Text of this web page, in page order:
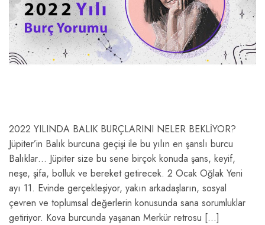
2022 YILINDA BALIK BURÇLARINI NELER BEKLİYOR?
Jüpiter’in Balık burcuna geçişi ile bu yılın en şanslı burcu
Balıklar… Jüpiter size bu sene birçok konuda şans, keyif,
neşe, şifa, bolluk ve bereket getirecek. 2 Ocak Oğlak Yeni
ayı 11. Evinde gerçekleşiyor, yakın arkadaşların, sosyal
çevren ve toplumsal değerlerin konusunda sana sorumluklar
getiriyor. Kova burcunda yaşanan Merkür retrosu […]